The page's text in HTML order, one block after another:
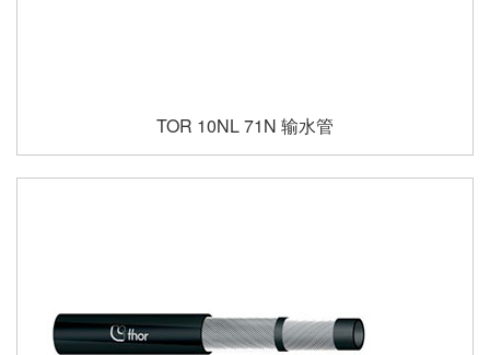
TOR 10NL 71N 输水管